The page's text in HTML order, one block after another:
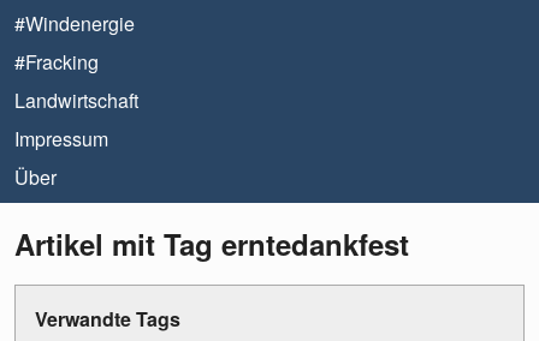
#Windenergie
#Fracking
Landwirtschaft
Impressum
Über
Artikel mit Tag erntedankfest
Verwandte Tags